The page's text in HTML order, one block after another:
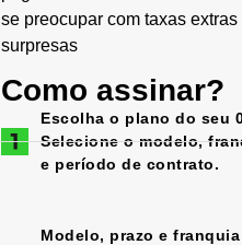
se preocupar com taxas extras
surpresas
Como assinar?
Escolha o plano do seu
Selecione o modelo,
e período de contrato.
Modelo, prazo e franquia